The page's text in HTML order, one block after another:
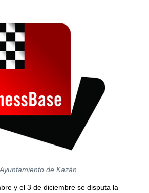
de Kazán
y el 3 de diciembre se disputa la